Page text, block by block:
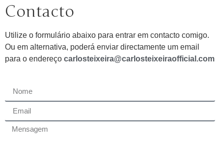
Contacto
Utilize o formulário abaixo para entrar em contacto comigo.
Ou em alternativa, poderá enviar directamente um email
para o endereço carlosteixeira@carlosteixeiraofficial.com